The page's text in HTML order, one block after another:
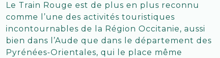
Le Train Rouge est de plus en plus reconnu
comme l’une des activités touristiques
incontournables de la Région Occitanie, aussi
bien dans l’Aude que dans le département des
Pyrénées-Orientales, qui le place même